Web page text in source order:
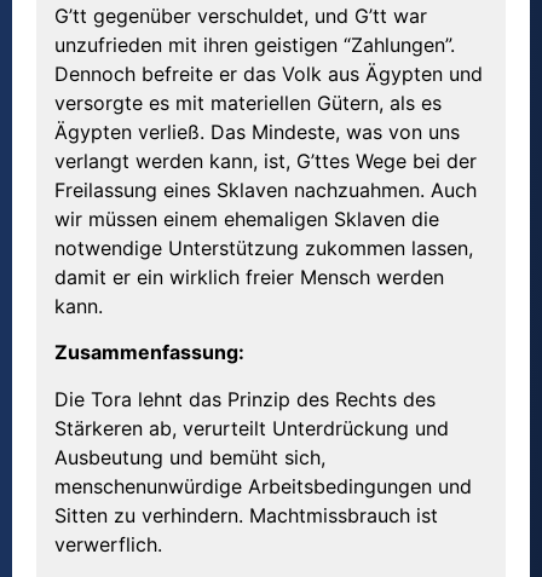
G’tt gegenüber verschuldet, und G’tt war
unzufrieden mit ihren geistigen “Zahlungen”.
Dennoch befreite er das Volk aus Ägypten und
versorgte es mit materiellen Gütern, als es
Ägypten verließ. Das Mindeste, was von uns
verlangt werden kann, ist, G’ttes Wege bei der
Freilassung eines Sklaven nachzuahmen. Auch
wir müssen einem ehemaligen Sklaven die
notwendige Unterstützung zukommen lassen,
damit er ein wirklich freier Mensch werden
kann.
Zusammenfassung:
Die Tora lehnt das Prinzip des Rechts des
Stärkeren ab, verurteilt Unterdrückung und
Ausbeutung und bemüht sich,
menschenunwürdige Arbeitsbedingungen und
Sitten zu verhindern. Machtmissbrauch ist
verwerflich.